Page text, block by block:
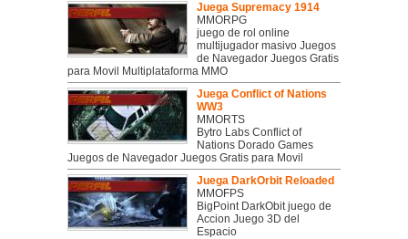
Juega Supremacy 1914
MMORPG
juego de rol online
multijugador masivo Juegos
de Navegador Juegos Gratis
para Movil Multiplataforma MMO
Juega Conflict of Nations
WW3
MMORTS
Bytro Labs Conflict of
Nations Dorado Games
Juegos de Navegador Juegos Gratis para Movil
Juega DarkOrbit Reloaded
MMOFPS
BigPoint DarkObit juego de
Accion Juego 3D del
Espacio